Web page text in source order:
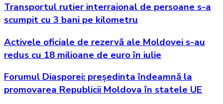
Transportul rutier interraional de persoane s-a
scumpit cu 3 bani pe kilometru
Activele oficiale de rezervă ale Moldovei s-au
redus cu 18 milioane de euro în iulie
Forumul Diasporei: președinta îndeamnă la
promovarea Republicii Moldova în statele UE